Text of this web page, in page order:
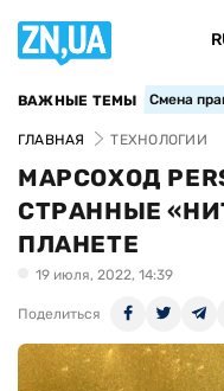
ВАЖНЫЕ ТЕМЫ Смена
ГЛАВНАЯ ТЕХНОЛОГИИ
МАРСОХОД
СТРАННЫЕ
ПЛАНЕТЕ
19 июля, 2022, 14:39
Поделиться